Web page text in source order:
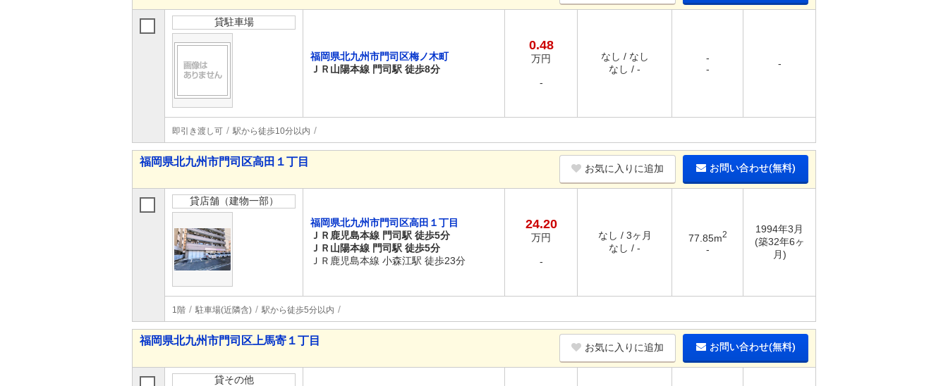
貸駐車場
福岡県北九州市門司区梅ノ木町
ＪＲ山陽本線 門司駅 徒歩8分
0.48
万円
-
なし / なし
なし / -
-
-
-
即引き渡し可 駅から徒歩10分以内
福岡県北九州市門司区高田１丁目
お気に入りに追加 お問い合わせ(無料)
貸店舗（建物一部）
福岡県北九州市門司区高田１丁目
ＪＲ鹿児島本線 門司駅 徒歩5分
ＪＲ山陽本線 門司駅 徒歩5分
ＪＲ鹿児島本線 小森江駅 徒歩23分
24.20
万円
-
なし / 3ヶ月
なし / -
77.85m2
-
1994年3月
(築32年6ヶ
月)
1階 駐車場(近隣含) 駅から徒歩5分以内
福岡県北九州市門司区上馬寄１丁目
お気に入りに追加 お問い合わせ(無料)
貸その他